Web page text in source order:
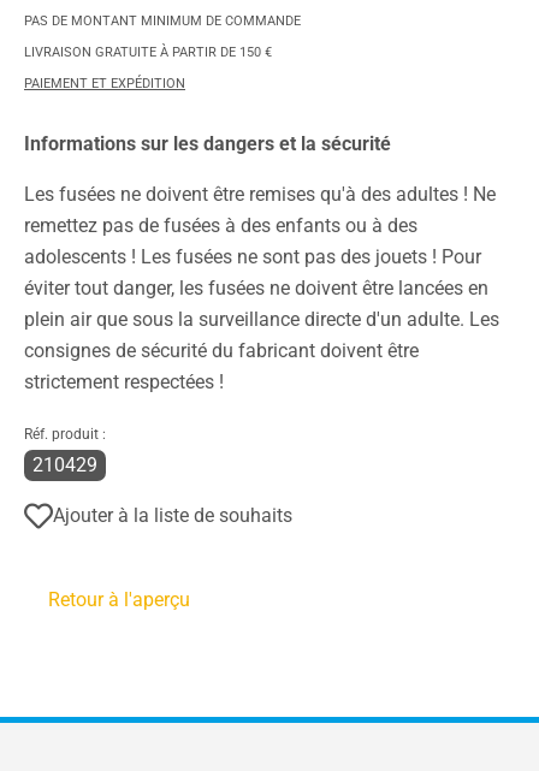
PAS DE MONTANT MINIMUM DE COMMANDE
LIVRAISON GRATUITE À PARTIR DE 150 €
PAIEMENT ET EXPÉDITION
Informations sur les dangers et la sécurité
Les fusées ne doivent être remises qu'à des adultes ! Ne
remettez pas de fusées à des enfants ou à des
adolescents ! Les fusées ne sont pas des jouets ! Pour
éviter tout danger, les fusées ne doivent être lancées en
plein air que sous la surveillance directe d'un adulte. Les
consignes de sécurité du fabricant doivent être
strictement respectées !
Réf. produit :
210429
Ajouter à la liste de souhaits
Retour à l'aperçu